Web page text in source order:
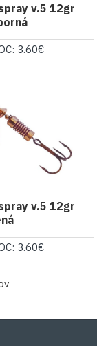
v.5 12gr
3.60€
v.5 12gr
3.60€